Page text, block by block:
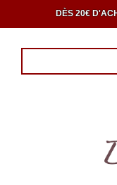
DÈS 20€